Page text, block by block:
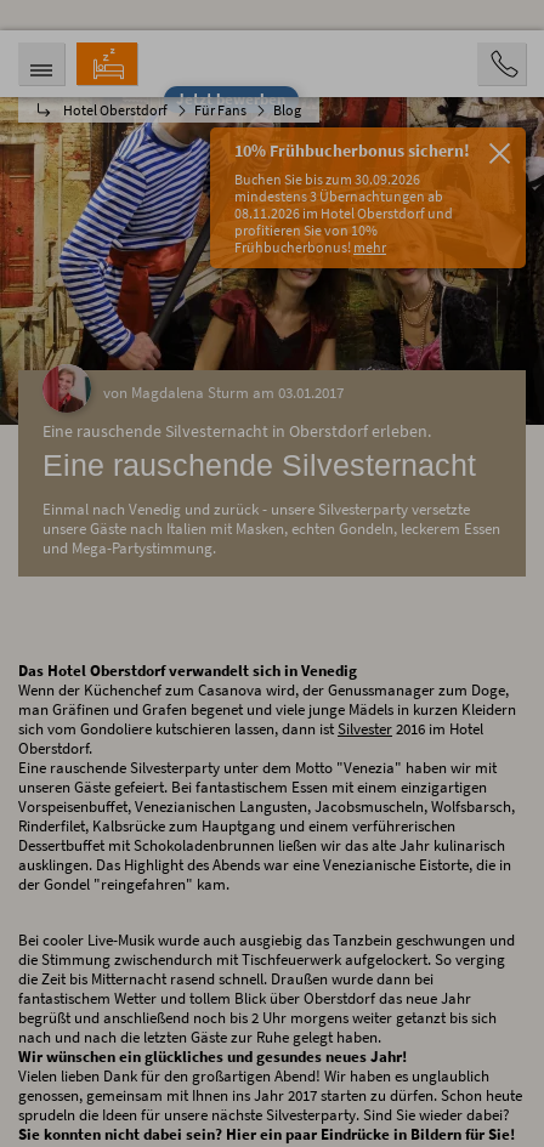
Jetzt bewerben
Hotel Oberstdorf Für Fans Blog
10% Frühbucherbonus sichern!
Buchen Sie bis zum 30.09.2026
mindestens 3 Übernachtungen ab
08.11.2026 im Hotel Oberstdorf und
profitieren Sie von 10%
Frühbucherbonus! mehr
ANREISE
09.08.2026
ABREISE
14.08.2026
PERSONEN
2 Personen
BUCHEN
von Magdalena Sturm am 03.01.2017
Eine rauschende Silvesternacht in Oberstdorf erleben.
Eine rauschende Silvesternacht
Einmal nach Venedig und zurück - unsere Silvesterparty versetzte
unsere Gäste nach Italien mit Masken, echten Gondeln, leckerem Essen
und Mega-Partystimmung.
Das Hotel Oberstdorf verwandelt sich in Venedig
Wenn der Küchenchef zum Casanova wird, der Genussmanager zum Doge,
man Gräfinen und Grafen begenet und viele junge Mädels in kurzen Kleidern
sich vom Gondoliere kutschieren lassen, dann istSilvester2016 im Hotel
Oberstdorf.
Eine rauschende Silvesterparty unter dem Motto "Venezia" haben wir mit
unseren Gäste gefeiert. Bei fantastischem Essen mit einem einzigartigen
Vorspeisenbuffet, Venezianischen Langusten, Jacobsmuscheln, Wolfsbarsch,
Rinderfilet, Kalbsrücke zum Hauptgang und einem verführerischen
Dessertbuffet mit Schokoladenbrunnen ließen wir das alte Jahr kulinarisch
ausklingen. Das Highlight des Abends war eine Venezianische Eistorte, die in
der Gondel "reingefahren" kam.
Bei cooler Live-Musik wurde auch ausgiebig das Tanzbein geschwungen und
die Stimmung zwischendurch mit Tischfeuerwerk aufgelockert. So verging
die Zeit bis Mitternacht rasend schnell. Draußen wurde dann bei
fantastischem Wetter und tollem Blick über Oberstdorf das neue Jahr
begrüßt und anschließend noch bis 2 Uhr morgens weiter getanzt bis sich
nach und nach die letzten Gäste zur Ruhe gelegt haben.
Wir wünschen ein glückliches und gesundes neues Jahr!
Vielen lieben Dank für den großartigen Abend! Wir haben es unglaublich
genossen, gemeinsam mit Ihnen ins Jahr 2017 starten zu dürfen. Schon heute
sprudeln die Ideen für unsere nächste Silvesterparty. Sind Sie wieder dabei?
Sie konnten nicht dabei sein? Hier ein paar Eindrücke in Bildern für Sie!